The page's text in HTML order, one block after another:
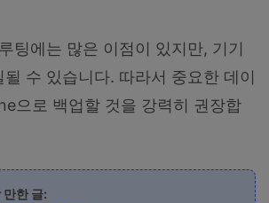
팅에는 많은 이점이 있지만, 기기
수 있습니다. 따라서 중요한 데이
으로 백업할 것을 강력히 권장합
만한 글: